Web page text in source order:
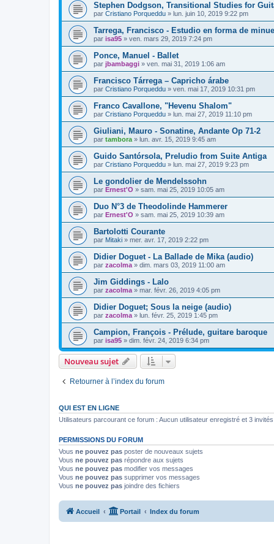
Stephen Dodgson, Transitional Studies for
par Cristiano Porqueddu » lun. juin 10, 2019 9:22 pm
Tarrega, Francisco - Estudio en forma de
par isa95 » ven. mars 29, 2019 7:24 pm
Ponce, Manuel - Ballet
par jbambaggi » ven. mai 31, 2019 1:06 am
Francisco Tárrega – Capricho árabe
par Cristiano Porqueddu » ven. mai 17, 2019 10:31 pm
Franco Cavallone, "Hevenu Shalom"
par Cristiano Porqueddu » lun. mai 27, 2019 11:10 pm
Giuliani, Mauro - Sonatine, Andante Op 71-2
par tambora » lun. avr. 15, 2019 9:45 am
Guido Santórsola, Preludio from Suite Antiga
par Cristiano Porqueddu » lun. mai 27, 2019 9:23 pm
Le gondolier de Mendelssohn
par Ernest'O » sam. mai 25, 2019 10:05 am
Duo N°3 de Theodolinde Hammerer
par Ernest'O » sam. mai 25, 2019 10:39 am
Bartolotti Courante
par Mitaki » mer. avr. 17, 2019 2:22 pm
Didier Doguet - La Ballade de Mika (audio)
par zacolma » dim. mars 03, 2019 11:00 am
Jim Giddings - Lalo
par zacolma » mar. févr. 26, 2019 4:05 pm
Didier Doguet; Sous la neige (audio)
par zacolma » lun. févr. 25, 2019 1:45 pm
Campion, François - Prélude, guitare baroque
par isa95 » dim. févr. 24, 2019 6:34 pm
Nouveau sujet
Retourner à l’index du forum
QUI EST EN LIGNE
Utilisateurs parcourant ce forum : Aucun utilisateur enregistré et 3 invités
PERMISSIONS DU FORUM
Vous ne pouvez pas poster de nouveaux sujets
Vous ne pouvez pas répondre aux sujets
Vous ne pouvez pas modifier vos messages
Vous ne pouvez pas supprimer vos messages
Vous ne pouvez pas joindre des fichiers
Accueil Portail Index du forum